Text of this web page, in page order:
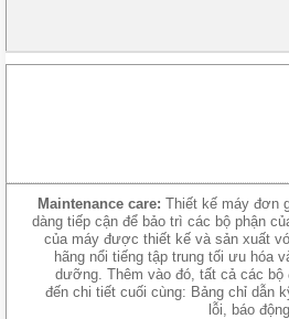
Maintenance care: Thiết kế máy đơn
dàng tiếp cận để bảo trì các bộ phận
của máy được thiết kế và sản xuất
hãng nổi tiếng tập trung tối ưu hóa
dưỡng. Thêm vào đó, tất cả các
đến chi tiết cuối cùng: Bảng chỉ dẫn
lỗi, báo